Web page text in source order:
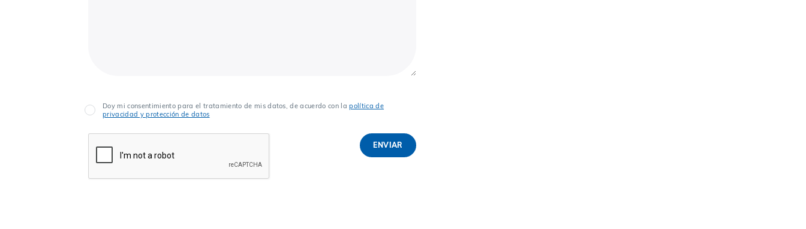
Doy mi consentimiento para el tratamiento de mis datos, de acuerdo con lapolítica de
privacidad y protección de datos